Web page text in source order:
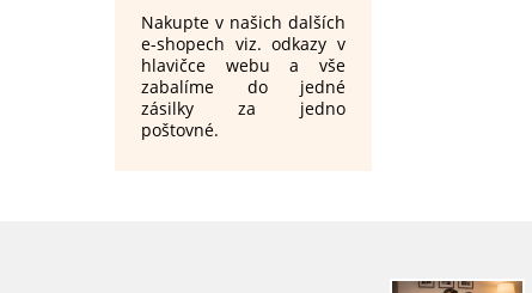
Nakupte v našich dalších
e-shopech viz. odkazy v
hlavičce webu a vše
zabalíme do jedné
zásilky za jedno
poštovné.